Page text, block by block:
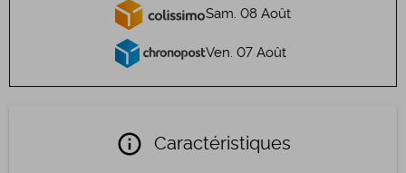
Sam. 08 Août
Ven. 07 Août
info Caractéristiques